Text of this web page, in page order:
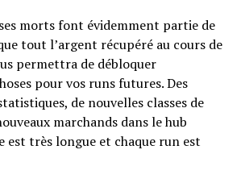
morts font évidemment partie de
tout l’argent récupéré au cours de
permettra de débloquer
pour vos runs futures. Des
de nouvelles classes de
marchands dans le hub
très longue et chaque run est